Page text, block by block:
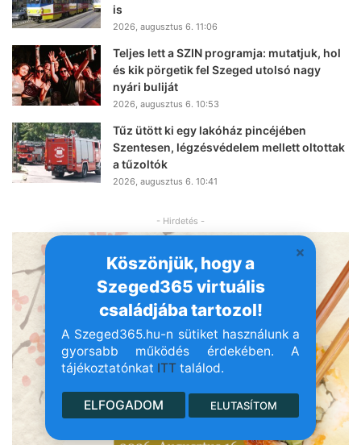
Köszönjük, hogy a
Szeged365 virtuális
családjába tartozol!
A Szeged365.hu-n sütiket használunk a
gyorsabb működés érdekében. A
tájékoztatónkat ITT találod.
ELFOGADOM ELUTASÍTOM
is
2026, augusztus 6. 11:06
Teljes lett a SZIN programja: mutatjuk, hol
és kik pörgetik fel Szeged utolsó nagy
nyári buliját
2026, augusztus 6. 10:53
Tűz ütött ki egy lakóház pincéjében
Szentesen, légzésvédelem mellett oltottak
a tűzoltók
2026, augusztus 6. 10:41
- Hirdetés -